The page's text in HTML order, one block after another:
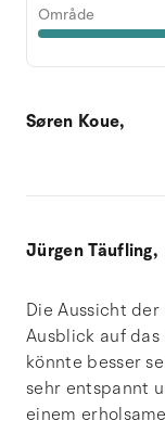
Område
Søren Koue,
Jürgen Täufling,
Die Aussicht
Ausblick auf
könnte besser
sehr entspannt
einem